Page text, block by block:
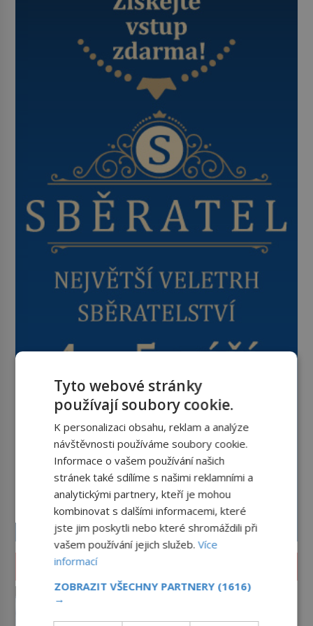
LIFESTYLE
Příběhy slavných koktejlů: Kde
Mary?
Tyto webové stránky
používají soubory cookie.
K personalizaci obsahu, reklam a analýze
návštěvnosti používáme soubory cookie.
Informace o vašem používání našich
stránek také sdílíme s našimi reklamními a
analytickými partnery, kteří je mohou
kombinovat s dalšími informacemi, které
jste jim poskytli nebo které shromáždili při
vašem používání jejich služeb.Více
informací
ZOBRAZIT VŠECHNY PARTNERY (1616)
→